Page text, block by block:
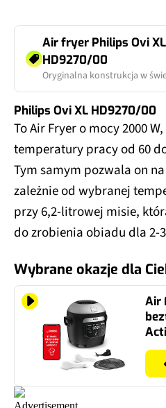
Air fryer Philips Ovi XL
HD9270/00
Oryginalna konstrukcja w
Philips Ovi XL HD9270/00
To Air Fryer o mocy 2000
temperatury pracy od 60
Tym samym pozwala on
zależnie od wybranej
przy 6,2-litrowej misie,
do zrobienia obiadu dla 2-3
Wybrane okazje dla
Air